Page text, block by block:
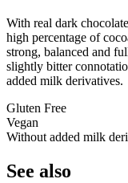
With real dark
high percentage of
strong, balanced and
slightly bitter
added milk derivatives.
Gluten Free
Vegan
Without added milk
See also